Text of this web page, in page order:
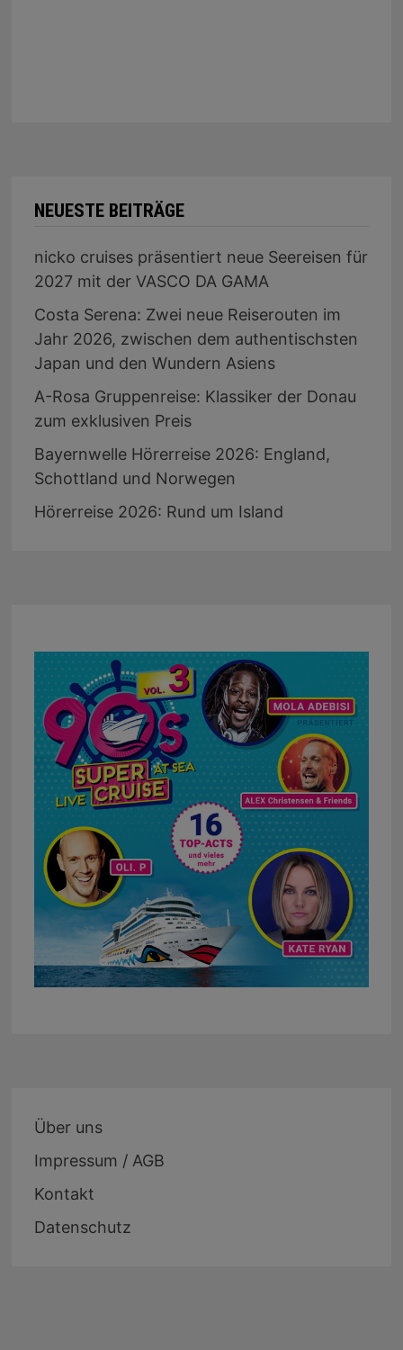
NEUESTE BEITRÄGE
nicko cruises präsentiert neue Seereisen für
2027 mit der VASCO DA GAMA
Costa Serena: Zwei neue Reiserouten im
Jahr 2026, zwischen dem authentischsten
Japan und den Wundern Asiens
A-Rosa Gruppenreise: Klassiker der Donau
zum exklusiven Preis
Bayernwelle Hörerreise 2026: England,
Schottland und Norwegen
Hörerreise 2026: Rund um Island
Über uns
Impressum / AGB
Kontakt
Datenschutz